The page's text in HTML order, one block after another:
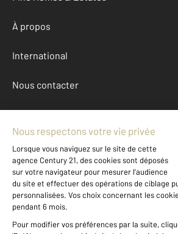
À propos
International
Nous contacter
Mentions légales & CGU et
Données
Gestionnaire des
Achat appartement autour de CHAMONIX